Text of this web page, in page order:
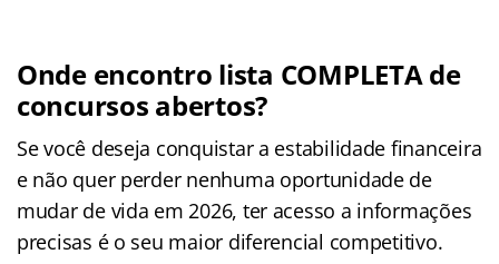
Onde encontro lista COMPLETA de
concursos abertos?
Se você deseja conquistar a estabilidade financeira
e não quer perder nenhuma oportunidade de
mudar de vida em 2026, ter acesso a informações
precisas é o seu maior diferencial competitivo.